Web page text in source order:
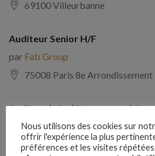
69100 Villeurbanne
Auditeur Senior H/F
par Fab Group
75008 Paris 8e Arrondissement
Auditeur(trice) interne
parComptabilite Emploi
39130 Châtillon
Nous utilisons des cookies sur
offrir l'expérience la plus
préférences et les visites